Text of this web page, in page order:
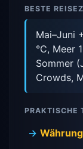
BESTE
Mai–Juni
°C, Meer
Sommer
Crowds,
PRAKTISCHE